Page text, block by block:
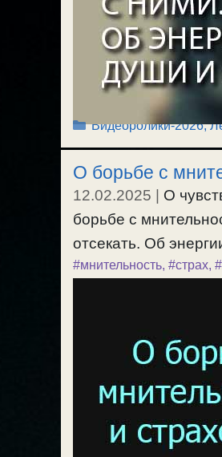
Рубрики
Видеоролики-2026,
О борьбе с
12.02.2025 | О
борьбе с
отсекать. Об
#мнительность, #страх,